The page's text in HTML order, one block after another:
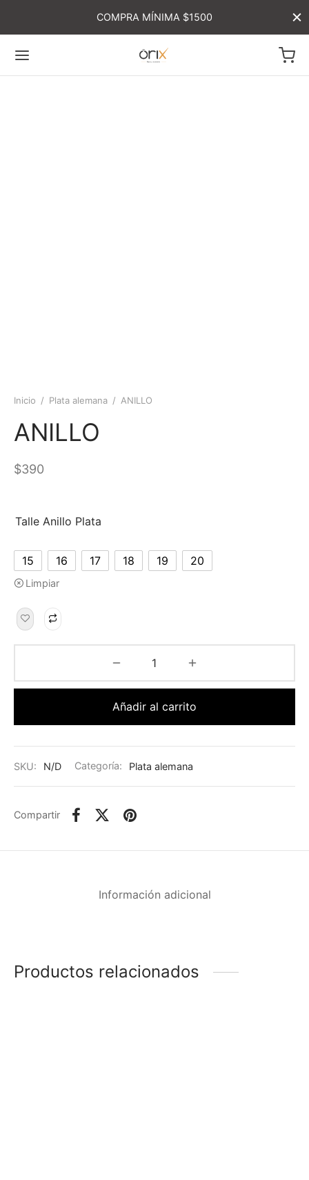
COMPRA MÍNIMA $1500
Inicio / Plata alemana / ANILLO
ANILLO
$390
Talle Anillo Plata
15 16 17 18 19 20
Limpiar
Añadir al carrito
SKU: N/D Categoría: Plata alemana
Compartir
Información adicional
Productos relacionados